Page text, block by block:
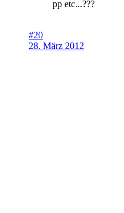
pp etc...???
#20
28. März 2012